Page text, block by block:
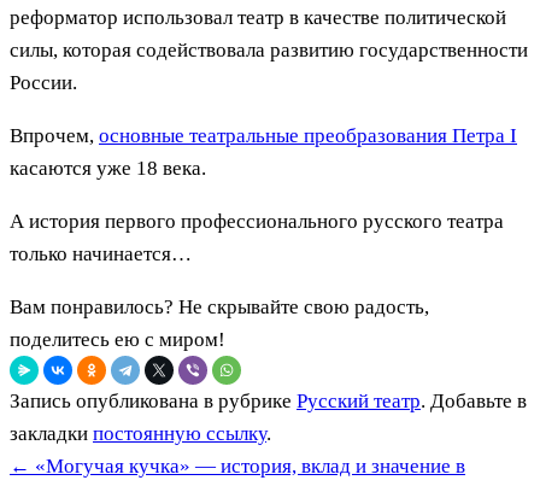
реформатор использовал театр в качестве политической
силы, которая содействовала развитию государственности
России.
Впрочем, основные театральные преобразования Петра I
касаются уже 18 века.
А история первого профессионального русского театра
только начинается…
Вам понравилось? Не скрывайте свою радость,
поделитесь ею с миром!
Запись опубликована в рубрике Русский театр. Добавьте в
закладки постоянную ссылку.
← «Могучая кучка» — история, вклад и значение в